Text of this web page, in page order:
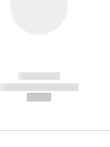
------------
----------- -----------